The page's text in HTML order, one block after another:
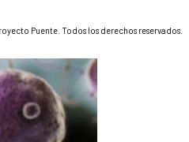
Puente. Todos los derechos reservados.